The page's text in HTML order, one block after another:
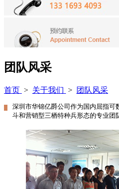
团队风采
首页 > 关于我们 > 团队风采
深圳市华锦亿爵公司作为国内屈指可
斗和营销型三栖特种兵形态的专业团